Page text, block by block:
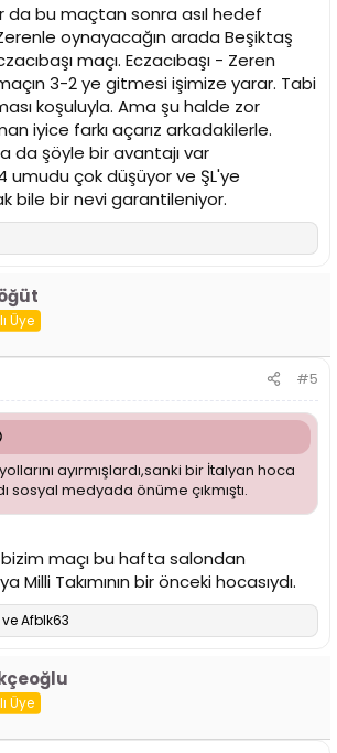
da bu maçtan sonra asıl hedef
oynayacağın arada Beşiktaş
maçı. Eczacıbaşı - Zeren
3-2 ye gitmesi işimize yarar. Tabi
koşuluyla. Ama şu halde zor
iyice farkı açarız arkadakilerle.
da şöyle bir avantajı var
4 umudu çok düşüyor ve ŞL'ye
bile bir nevi garantileniyor.
Üye
#5
ayırmışlardı,sanki bir İtalyan hoca
sosyal medyada önüme çıkmıştı.
maçı bu hafta salondan
Milli Takımının bir önceki hocasıydı.
veAfblk63
Üye